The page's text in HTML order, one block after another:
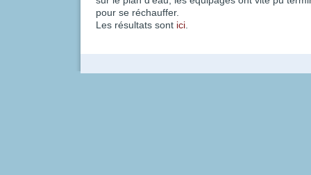
pour se réchauffer.
Les résultats sont ici.